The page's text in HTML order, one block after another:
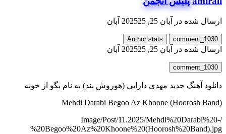
ارسال شده در آبان 25, 2025 25 آبان
comment_1030
Author stats
ارسال شده در آبان 25, 2025 25 آبان
comment_1030
دانلود آهنگ جدید مهدی دارابی (هوروش بند) به نام بگو از خونه
Mehdi Darabi Begoo Az Khoone (Hoorosh Band)
/Image/Post/11.2025/Mehdi%20Darabi%20-
%20Begoo%20Az%20Khoone%20(Hoorosh%20Band).jpg